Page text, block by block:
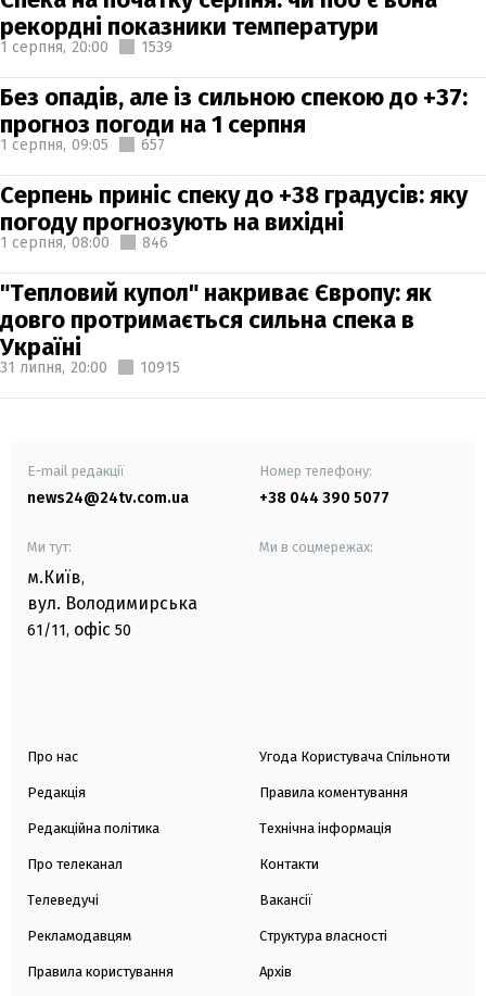
рекордні показники температури
1 серпня, 20:00 1539
Без опадів, але із сильною спекою до +37:
прогноз погоди на 1 серпня
1 серпня, 09:05 657
Серпень приніс спеку до +38 градусів: яку
погоду прогнозують на вихідні
1 серпня, 08:00 846
"Тепловий купол" накриває Європу: як
довго протримається сильна спека в
Україні
31 липня, 20:00 10915
E-mail редакції
news24@24tv.com.ua
Номер телефону:
+38 044 390 5077
Ми тут:
м.Київ,
вул. Володимирська
61/11, офіс 50
Ми в соцмережах:
Про нас
Редакція
Редакційна політика
Про телеканал
Телеведучі
Рекламодавцям
Правила користування
Угода Користувача Спільноти
Правила коментування
Технічна інформація
Контакти
Вакансії
Структура власності
Архів